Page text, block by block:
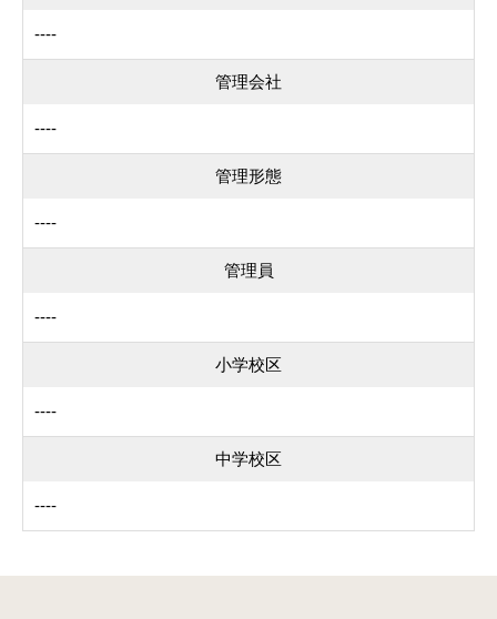
----
管理会社
----
管理形態
----
管理員
----
小学校区
----
中学校区
----